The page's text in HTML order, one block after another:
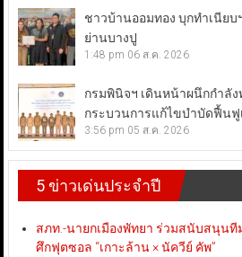
ชาวบ้านออมทอง บุกทำเนีย
ย่านบางปู
1:48 pm 06 ส.ค. 2026
กรมพินิจฯ เดินหน้าผนึกกำลั
กระบวนการแก้ไขบำบัดฟื้นฟู
3:56 pm 05 ส.ค. 2026
5 ข่าวเด่นประจำปี
สภท.-นายกเมืองพัทยา ร่วมสนับสนุนที
ศึกฟุตซอล “เกาะล้าน × นัควีย์ คัพ”